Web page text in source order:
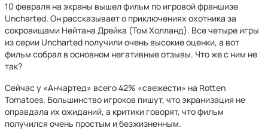
10 февраля на экраны вышел фильм по игровой франшизе
Uncharted. Он рассказывает о приключениях охотника за
сокровищами Нейтана Дрейка (Том Холланд). Все четыре игры
из серии Uncharted получили очень высокие оценки, а вот
фильм собрал в основном негативные отзывы. Что же с ним не
так?
Сейчас у «Анчартед» всего 42% «свежести» на Rotten
Tomatoes. Большинство игроков пишут, что экранизация не
оправдала их ожиданий, а критики говорят, что фильм
получился очень простым и безжизненным.